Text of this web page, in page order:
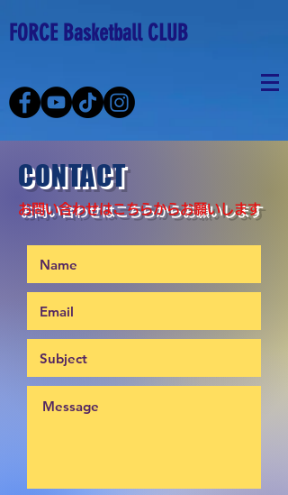
FORCE Basketball CLUB
CONTACT
​お問い合わせはこちらからお願いします